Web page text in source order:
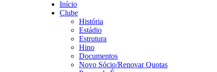
Início
Clube
História
Estádio
Estrutura
Hino
Documentos
Novo Sócio/Renovar Quotas